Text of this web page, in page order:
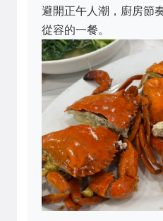
避開正午人潮，廚房節
從容的一餐。